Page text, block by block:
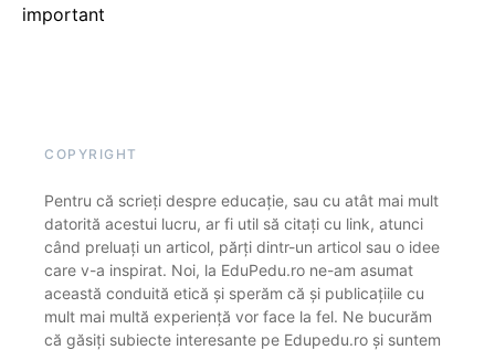
important
COPYRIGHT
Pentru că scrieți despre educație, sau cu atât mai mult
datorită acestui lucru, ar fi util să citați cu link, atunci
când preluați un articol, părți dintr-un articol sau o idee
care v-a inspirat. Noi, la EduPedu.ro ne-am asumat
această conduită etică și sperăm că și publicațiile cu
mult mai multă experiență vor face la fel. Ne bucurăm
că găsiți subiecte interesante pe Edupedu.ro și suntem